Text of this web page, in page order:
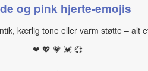
og pink hjerte‑emojis
kærlig tone eller varm støtte – alt
❤ 💖 💗 💓 💞